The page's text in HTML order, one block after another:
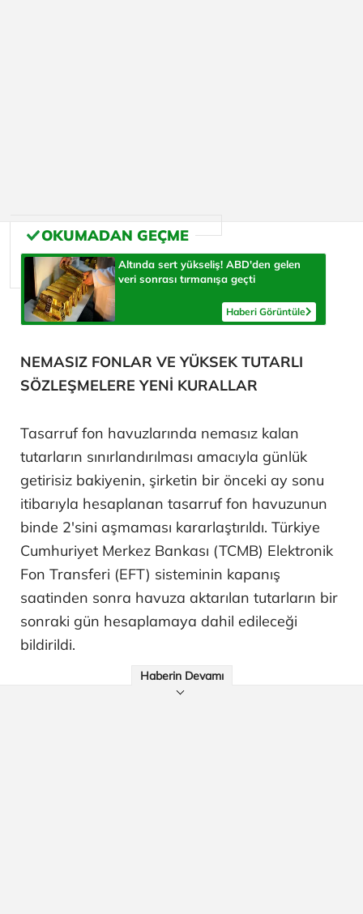
Altında sert yükseliş! ABD'den gelen
veri sonrası tırmanışa geçti
Haberi Görüntüle
NEMASIZ FONLAR VE YÜKSEK TUTARLI
SÖZLEŞMELERE YENİ KURALLAR
Tasarruf fon havuzlarında nemasız kalan
tutarların sınırlandırılması amacıyla günlük
getirisiz bakiyenin, şirketin bir önceki ay sonu
itibarıyla hesaplanan tasarruf fon havuzunun
binde 2'sini aşmaması kararlaştırıldı. Türkiye
Cumhuriyet Merkez Bankası (TCMB) Elektronik
Fon Transferi (EFT) sisteminin kapanış
saatinden sonra havuza aktarılan tutarların bir
sonraki gün hesaplamaya dahil edileceği
bildirildi.
Haberin Devamı